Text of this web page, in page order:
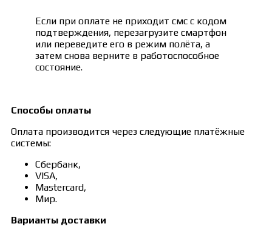
Если при оплате не приходит смс с кодом
подтверждения, перезагрузите смартфон
или переведите его в режим полёта, а
затем снова верните в работоспособное
состояние.
Способы оплаты
Оплата производится через следующие платёжные
системы:
Сбербанк,
VISA,
Mastercard,
Мир.
Варианты доставки